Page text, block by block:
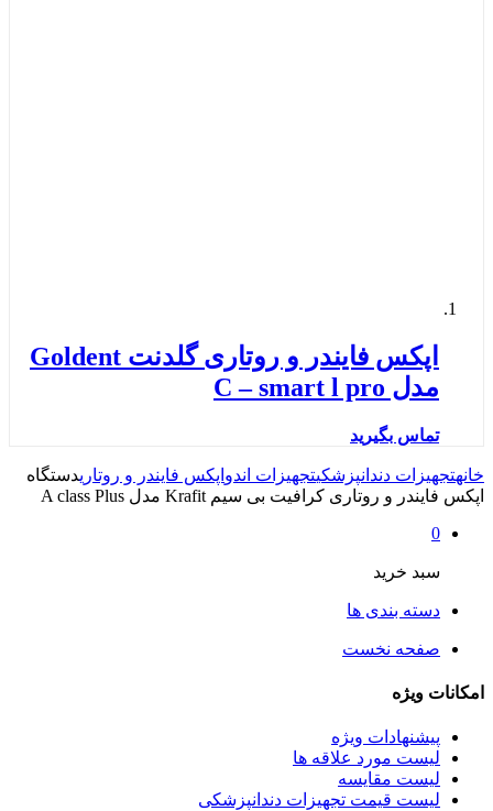
اپکس فایندر و روتاری گلدنت Goldent
مدل C – smart l pro
تماس بگیرید
خانهتجهیزات دندانپزشکیتجهیزات اندو اپکس فایندر و روتاریدستگاه
اپکس فایندر و روتاری کرافیت بی سیم Krafit مدل A class Plus
0
سبد خرید
دسته بندی ها
صفحه نخست
امکانات ویژه
پیشنهادات ویژه
لیست مورد علاقه ها
لیست مقایسه
لیست قیمت تجهیزات دندانپزشکی